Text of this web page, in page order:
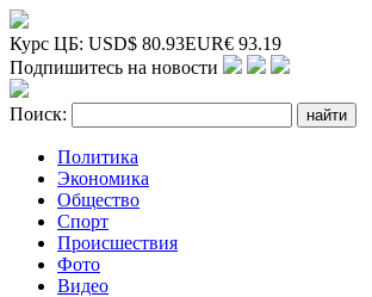
Курс ЦБ: USD$ 80.93EUR€ 93.19
Подпишитесь на новости
Поиск:
Политика
Экономика
Общество
Спорт
Происшествия
Фото
Видео